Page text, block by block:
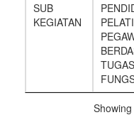
SUB
KEGIATAN